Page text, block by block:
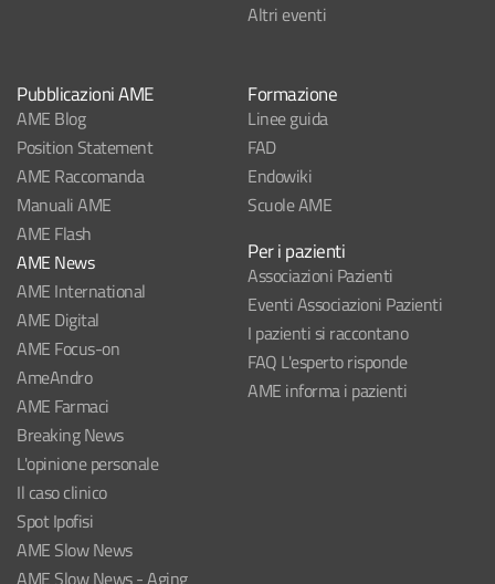
Altri eventi
Pubblicazioni AME
AME Blog
Position Statement
AME Raccomanda
Manuali AME
AME Flash
AME News
AME International
AME Digital
AME Focus-on
AmeAndro
AME Farmaci
Breaking News
L'opinione personale
Il caso clinico
Spot Ipofisi
AME Slow News
AME Slow News - Aging
Formazione
Linee guida
FAD
Endowiki
Scuole AME
Per i pazienti
Associazioni Pazienti
Eventi Associazioni Pazienti
I pazienti si raccontano
FAQ L'esperto risponde
AME informa i pazienti